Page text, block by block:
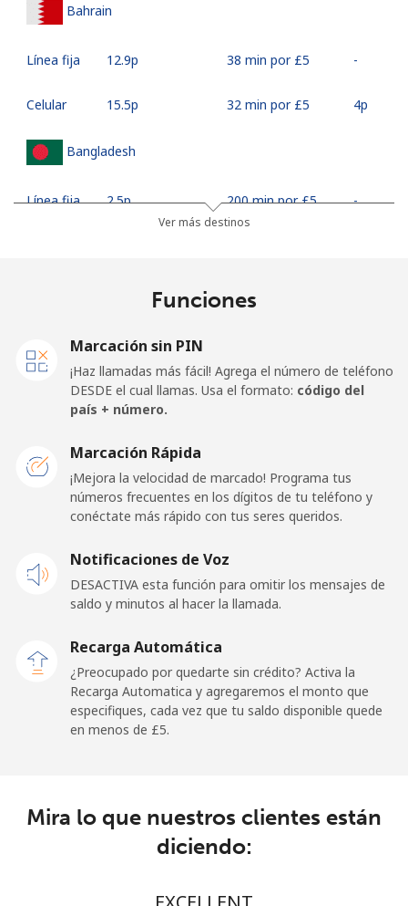
Bahrain
Línea fija ⁦12.9p⁩ 38 min por ⁦£5⁩ -
Celular ⁦15.5p⁩ 32 min por ⁦£5⁩ ⁦4p⁩
Bangladesh
Línea fija ⁦2.5p⁩ 200 min por ⁦£5⁩ -
Línea fija ⁦23.5p⁩
⁦26.5p⁩ 18 min por ⁦£5⁩ -
Línea fija ⁦42.9p⁩ 11 min por ⁦£5⁩
⁦39.5p⁩ 12 min por ⁦£5⁩
Celular ⁦28.5p⁩ 17 min por ⁦£5⁩ ⁦9p⁩
Belize
Celular 19 min por ⁦£5⁩ ⁦11p⁩
Ver más destinos
Funciones
Marcación sin PIN
¡Haz llamadas más fácil! Agrega el número de teléfono
DESDE el cual llamas. Usa el formato: código del
país + número.
Marcación Rápida
¡Mejora la velocidad de marcado! Programa tus
números frecuentes en los dígitos de tu teléfono y
conéctate más rápido con tus seres queridos.
Notificaciones de Voz
DESACTIVA esta función para omitir los mensajes de
saldo y minutos al hacer la llamada.
Recarga Automática
¿Preocupado por quedarte sin crédito? Activa la
Recarga Automatica y agregaremos el monto que
especifiques, cada vez que tu saldo disponible quede
en menos de ⁦£5⁩.
Mira lo que nuestros clientes están
diciendo: